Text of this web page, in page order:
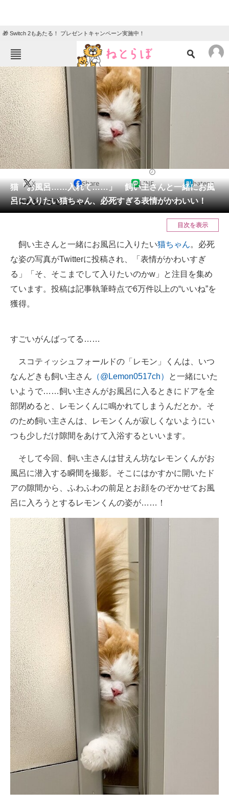
🎁 Switch 2もあたる！ プレゼントキャンペーン実施中！
ねとらぼメニュー
TOP ニュース
エンタメ クイズ
グルメ 地域
住まい 教育・育児
動物 リサーチ
会員記事
メディア
ITの今と未来を見通す
スマホと通信の最新トレンド
進化するPCとデバイスの未来
ビジネスと働き方のヒント
AI活用のいまが分かる
企業ITのトレンドを詳説
経営リーダーのコミュニティ
マーケ×ITの今がよく分かる
企業向けIT製品の総合サイト
IT製品の技術・比較・事例
モノづくり技術者専門サイト
エレクトロニクス専門サイト
電子設計の基本と応用
エネルギーの専門メディア
建設×テクノロジーの最前線
ちょっと気になるネットの話題
猫「お風呂……入れて……」 飼い主さんと一緒にお風
呂に入りたい猫ちゃん、必死すぎる表情がかわいい！
X Share LINE hatena
にゃんとしてでも……。
目次を表示
飼い主さんと一緒にお風呂に入りたい猫ちゃん。必死
な姿の写真がTwitterに投稿され、「表情がかわいすぎ
る」「そ、そこまでして入りたいのかw」と注目を集め
ています。投稿は記事執筆時点で6万件以上の“いいね”を
獲得。
すごいがんばってる……
スコティッシュフォールドの「レモン」くんは、いつ
なんどきも飼い主さん （@Lemon0517ch）
と一緒にいた
いようで……飼い主さんがお風呂に入るときにドアを全
部閉めると、レモンくんに鳴かれてしまうんだとか。そ
のため飼い主さんは、レモンくんが寂しくないようにい
つも少しだけ隙間をあけて入浴するといいます。
そして今回、飼い主さんは甘えん坊なレモンくんがお
風呂に潜入する瞬間を撮影。そこにはかすかに開いたド
アの隙間から、ふわふわの前足とお顔をのぞかせてお風
呂に入ろうとするレモンくんの姿が……！